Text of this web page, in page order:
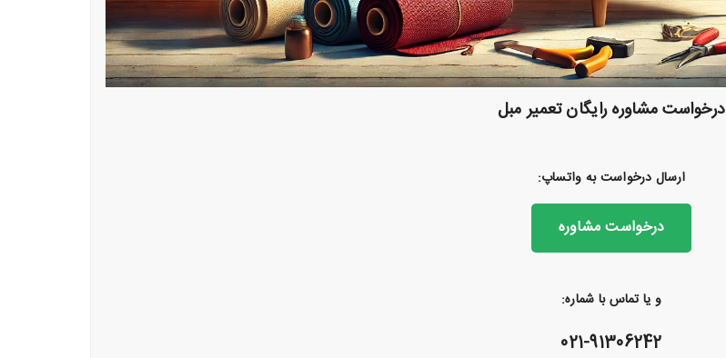
درخواست مشاوره رایگان تعمیر مبل
ارسال درخواست به واتساپ:
درخواست مشاوره
و یا تماس با شماره:
021-91306242